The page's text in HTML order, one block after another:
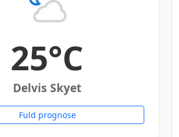
25°C
Delvis Skyet
Fuld prognose